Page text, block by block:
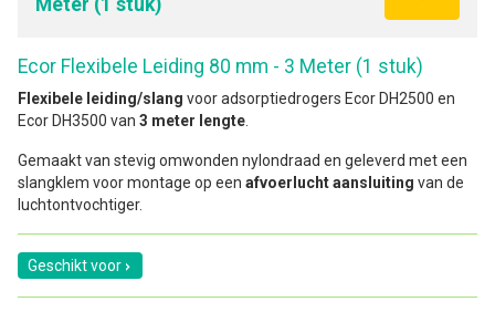
Meter (1 stuk)
Ecor Flexibele Leiding 80 mm - 3 Meter (1 stuk)
Flexibele leiding/slang voor adsorptiedrogers Ecor DH2500 en
Ecor DH3500 van 3 meter lengte
Gemaakt van stevig omwonden nylondraad en geleverd met een
slangklem voor montage op een afvoerlucht aansluiting van de
luchtontvochtiger.
Geschikt voor